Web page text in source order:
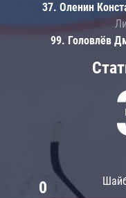
0
37. Оленин
99. Головлёв